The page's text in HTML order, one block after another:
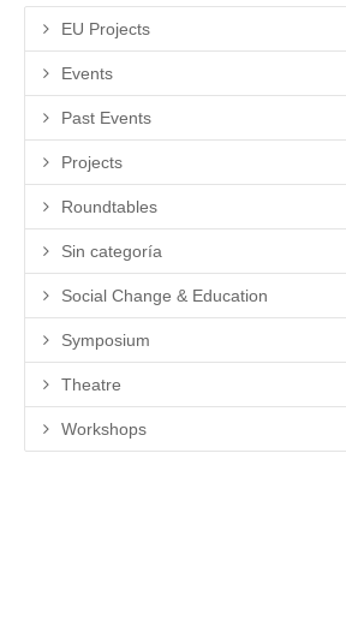
EU Projects
Events
Past Events
Projects
Roundtables
Sin categoría
Social Change & Education
Symposium
Theatre
Workshops